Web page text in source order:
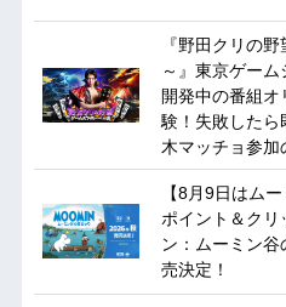
『野田クリの
～』東京ゲーム
開発中の番組
験！失敗したら
木マッチョ参加
【8月9日はム
ポイント＆クリ
ン：ムーミン
売決定！